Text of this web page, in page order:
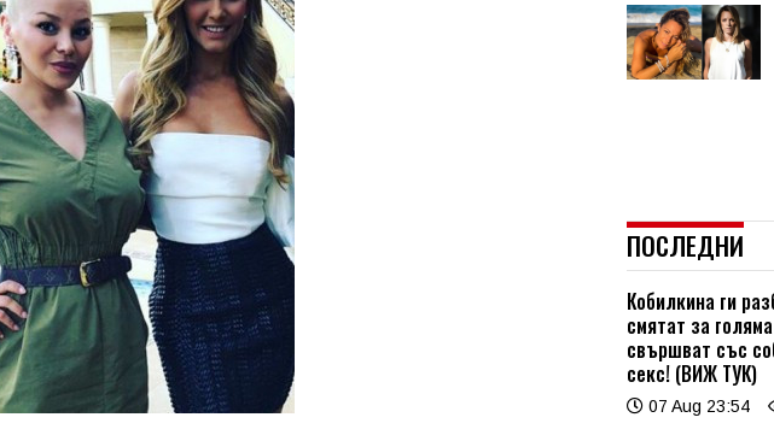
ПОСЛЕДНИ
Кобилкина ги
смятат за
свършват със
секс! (ВИЖ ТУК)
07 Aug 23:54